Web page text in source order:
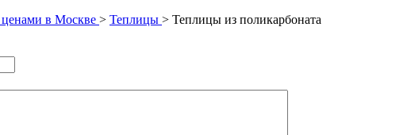
ценами в Москве > Теплицы > Теплицы из поликарбоната